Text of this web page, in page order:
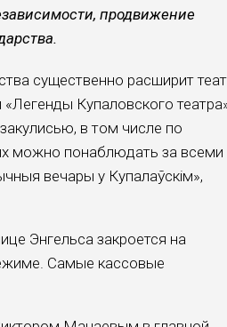
продвижение
существенно расширит
Купаловского
в том числе по
можно понаблюдать за всеми
вечары у Купалаўскім»,
Энгельса закроется на
Самые кассовые